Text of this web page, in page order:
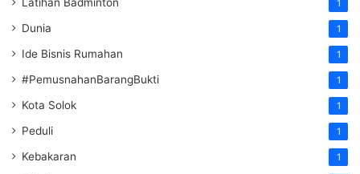
1
Dunia 1
Ide Bisnis Rumahan 1
#PemusnahanBarangBukti 1
Kota Solok 1
Peduli 1
Kebakaran 1